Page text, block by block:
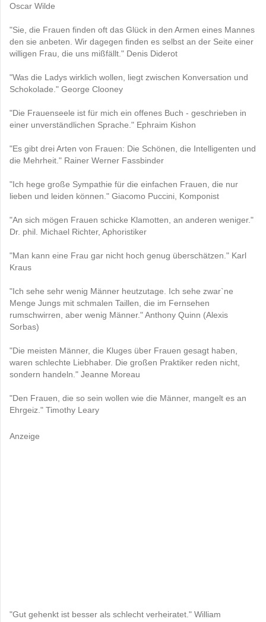
Oscar Wilde
"Sie, die Frauen finden oft das Glück in den Armen eines Mannes
den sie anbeten. Wir dagegen finden es selbst an der Seite einer
willigen Frau, die uns mißfällt." Denis Diderot
"Was die Ladys wirklich wollen, liegt zwischen Konversation und
Schokolade." George Clooney
"Die Frauenseele ist für mich ein offenes Buch - geschrieben in
einer unverständlichen Sprache." Ephraim Kishon
"Es gibt drei Arten von Frauen: Die Schönen, die Intelligenten und
die Mehrheit." Rainer Werner Fassbinder
"Ich hege große Sympathie für die einfachen Frauen, die nur
lieben und leiden können." Giacomo Puccini, Komponist
"An sich mögen Frauen schicke Klamotten, an anderen weniger."
Dr. phil. Michael Richter, Aphoristiker
"Man kann eine Frau gar nicht hoch genug überschätzen." Karl
Kraus
"Ich sehe sehr wenig Männer heutzutage. Ich sehe zwar`ne
Menge Jungs mit schmalen Taillen, die im Fernsehen
rumschwirren, aber wenig Männer." Anthony Quinn (Alexis
Sorbas)
"Die meisten Männer, die Kluges über Frauen gesagt haben,
waren schlechte Liebhaber. Die großen Praktiker reden nicht,
sondern handeln." Jeanne Moreau
"Den Frauen, die so sein wollen wie die Männer, mangelt es an
Ehrgeiz." Timothy Leary
Anzeige
"Gut gehenkt ist besser als schlecht verheiratet." William